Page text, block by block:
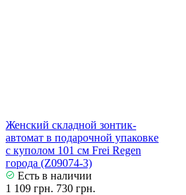
Женский складной зонтик-
автомат в подарочной упаковке
с куполом 101 см Frei Regen
города (Z09074-3)
Есть в наличии
1 109 грн. 730 грн.